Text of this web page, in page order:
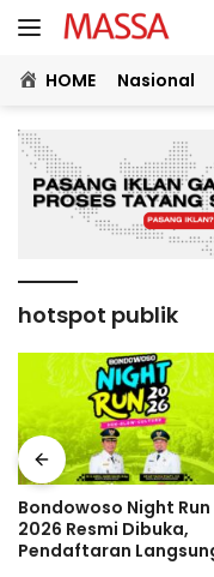
Langsung
ke
konten
HOME Nasional
hotspot publik
Bondowoso Night Run
2026 Resmi Dibuka,
Pendaftaran